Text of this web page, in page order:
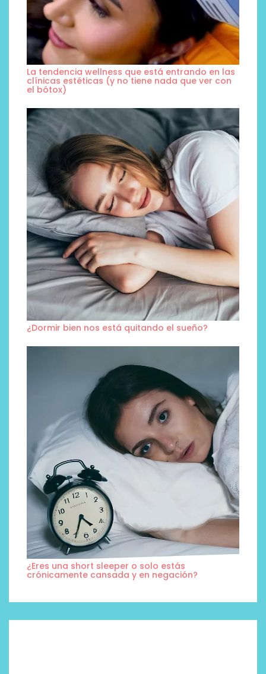
La tendencia wellness que está entrando en las
clínicas estéticas (y no tiene nada que ver con
el bótox)
¿Dormir bien nos está quitando el sueño?
¿Eres una short sleeper o solo estás
crónicamente cansada y en negación?